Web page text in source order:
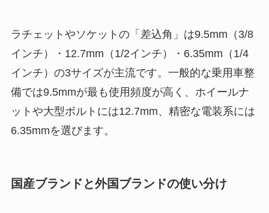
ラチェットやソケットの「差込角」は9.5mm（3/8
インチ）・12.7mm（1/2インチ）・6.35mm（1/4
インチ）の3サイズが主流です。一般的な乗用車整
備では9.5mmが最も使用頻度が高く、ホイールナ
ットや大型ボルトには12.7mm、精密な電装系には
6.35mmを選びます。
国産ブランドと外国ブランドの使い分け